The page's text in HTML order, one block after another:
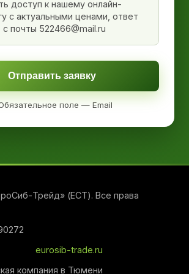
доступ к нашему онлайн-
с актуальными ценами, ответ
почты 522466@mail.ru
Отправить заявку
поле — Email
Трейд» (ЕСТ). Все права
eurosib-trade.ru
компания в Тюмени